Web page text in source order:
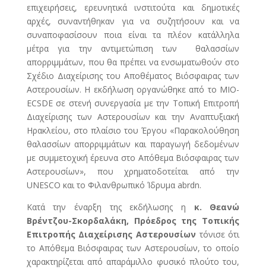
επιχειρήσεις, ερευνητικά ινστιτούτα και δημοτικές
αρχές, συναντήθηκαν για να συζητήσουν και να
συναποφασίσουν ποια είναι τα πλέον κατάλληλα
μέτρα για την αντιμετώπιση των θαλασσίων
απορριμμάτων, που θα πρέπει να ενσωματωθούν στο
Σχέδιο Διαχείρισης του Αποθέματος Βιόσφαιρας των
Αστερουσίων. Η εκδήλωση οργανώθηκε από το MIO-
ECSDE σε στενή συνεργασία με την Τοπική Επιτροπή
Διαχείρισης των Αστερουσίων και την Αναπτυξιακή
Ηρακλείου, στο πλαίσιο του Έργου «Παρακολούθηση
θαλασσίων απορριμμάτων και παραγωγή δεδομένων
με συμμετοχική έρευνα στο Απόθεμα Βιόσφαιρας των
Αστερουσίων», που χρηματοδοτείται από την
UNESCO και το Φιλανθρωπικό Ίδρυμα abrdn.
Κατά την έναρξη της εκδήλωσης η κ. Θεανώ
Βρέντζου-Σκορδαλάκη, Πρόεδρος της Τοπικής
Επιτροπής Διαχείρισης Αστερουσίων τόνισε ότι
το Απόθεμα Βιόσφαιρας των Αστερουσίων, το οποίο
χαρακτηρίζεται από απαράμιλλο φυσικό πλούτο του,